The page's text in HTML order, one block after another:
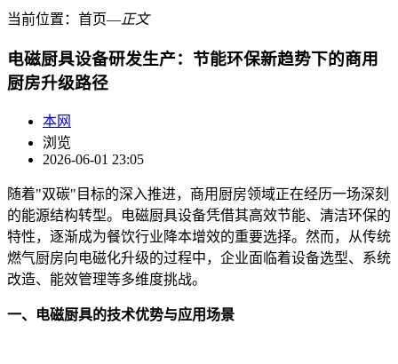
当前位置： 首页―正文
电磁厨具设备研发生产：节能环保新趋势下的商用
厨房升级路径
本网
浏览
2026-06-01 23:05
随着"双碳"目标的深入推进，商用厨房领域正在经历一场深刻
的能源结构转型。电磁厨具设备凭借其高效节能、清洁环保的
特性，逐渐成为餐饮行业降本增效的重要选择。然而，从传统
燃气厨房向电磁化升级的过程中，企业面临着设备选型、系统
改造、能效管理等多维度挑战。
一、电磁厨具的技术优势与应用场景